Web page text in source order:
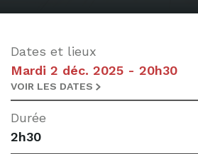
Dates et lieux
Mardi 2 déc. 2025 - 20h30
VOIR LES DATES
Durée
2h30